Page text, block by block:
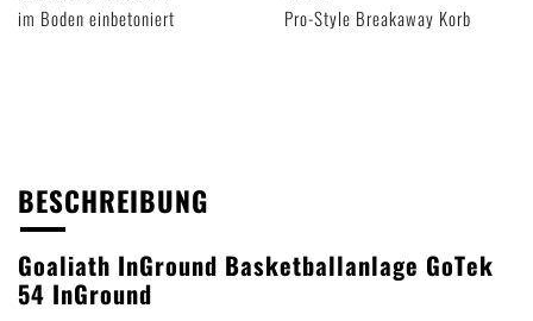
im Boden einbetoniert
Pro-Style Breakaway Korb
BESCHREIBUNG
Goaliath InGround Basketballanlage GoTek
54 InGround